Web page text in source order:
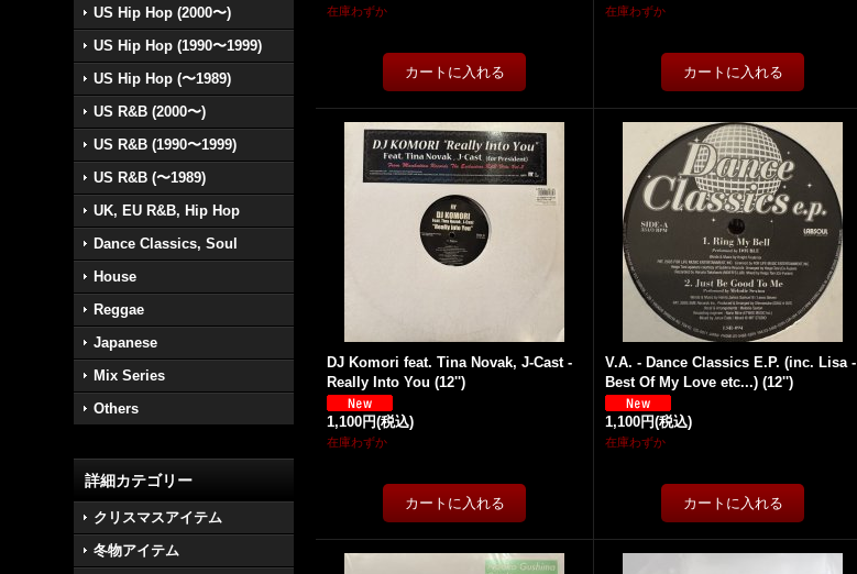
US Hip Hop (2000〜)
US Hip Hop (1990〜1999)
US Hip Hop (〜1989)
US R&B (2000〜)
US R&B (1990〜1999)
US R&B (〜1989)
UK, EU R&B, Hip Hop
Dance Classics, Soul
House
Reggae
Japanese
Mix Series
Others
詳細カテゴリー
クリスマスアイテム
冬物アイテム
在庫わずか 在庫わずか
DJ Komori feat. Tina Novak, J-Cast -
Really Into You (12'')
1,100円(税込)
在庫わずか
V.A. - Dance Classics E.P. (inc. Lisa -
Best Of My Love etc...) (12'')
1,100円(税込)
在庫わずか